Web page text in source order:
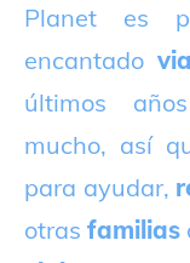
Planet es
encantado
últimos
mucho, así
para ayudar,
otrasfamilias